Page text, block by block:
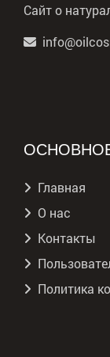
Сайт о
Главная
О нас
Контакты
Политика